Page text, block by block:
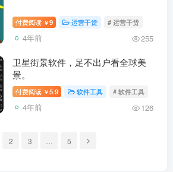
付费阅读 ￥9 运营干货 # 运营干货
4年前 255
卫星街景软件，足不出户看全球美
景。
付费阅读 ￥5.9 软件工具 # 软件工具
4年前 126
2 3 5